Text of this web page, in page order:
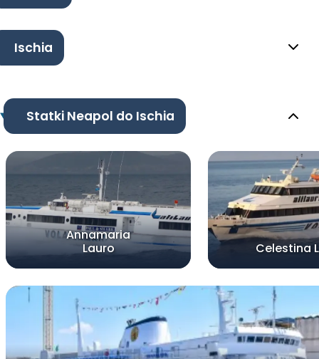
Ischia
Statki Neapol do Ischia
Annamaria
Lauro
Celestina